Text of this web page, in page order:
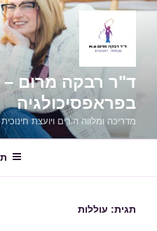
דילוג
בפראפסיכולגיה
מדריכה ומלווה הורים ויועצת חינוכית
תגית: עוללות